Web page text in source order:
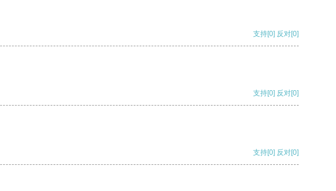
支持[0] 反对[0]
支持[0] 反对[0]
支持[0] 反对[0]